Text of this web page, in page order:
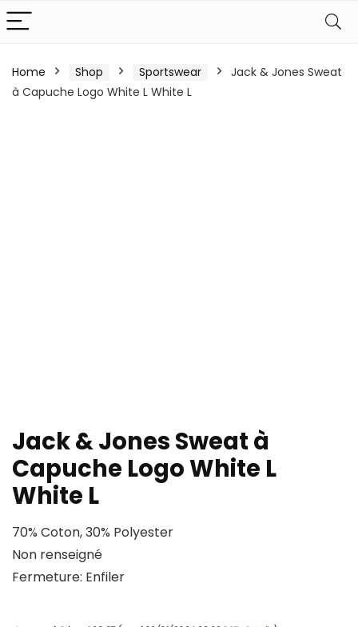
Home Shop Sportswear
Jack & Jones Sweat
à Capuche Logo White L White L
Jack & Jones Sweat à
Capuche Logo White L
White L
70% Coton, 30% Polyester
Non renseigné
Fermeture: Enfiler